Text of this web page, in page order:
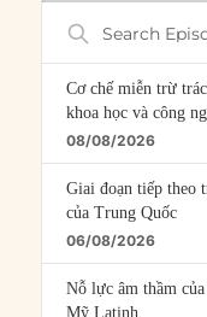
Search
Episodes
Cơ chế miễn trừ
khoa học và công
08/08/2026
Giai đoạn tiếp theo
của Trung Quốc
06/08/2026
Nỗ lực âm thầm
Mỹ Latinh